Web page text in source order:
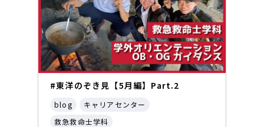
#東洋のぞき見【5月編】Part.2
blog
キャリアセンター
救急救命士学科